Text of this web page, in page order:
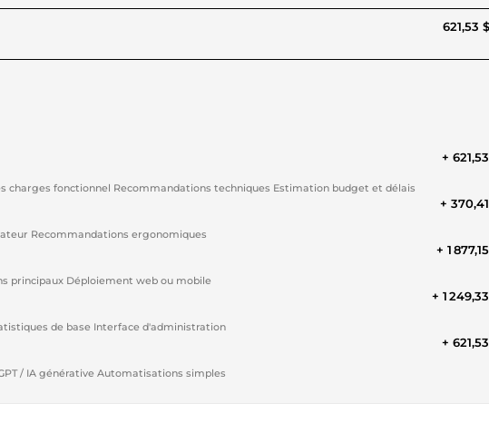
621,53
Analyse du besoin Échange de cadrage Cahier des charges fonctionnel Recommandations techniques Estimation budget et délais
+
Wireframes des principaux écrans Parcours utilisateur Recommandations ergonomiques
+
Authentification Base de données Jusqu'à 5 écrans principaux Déploiement web ou mobile
+ 1
Gestion des utilisateurs Gestion des contenus Statistiques de base Interface d'administration
+ 1
Étude des usages IA pertinents Intégration ChatGPT / IA générative Automatisations simples
+